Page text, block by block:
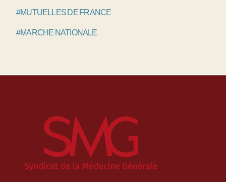
#MUTUELLES DE FRANCE
#MARCHE NATIONALE